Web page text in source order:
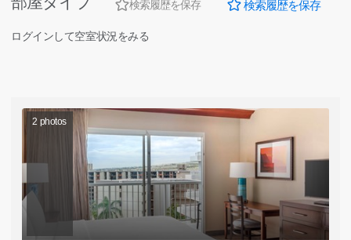
検索履歴を保存 検索履歴を保存
ログインして空室状況をみる
2 photos